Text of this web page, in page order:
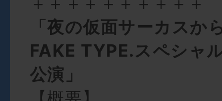
「夜の仮面サーカス
FAKE TYPE.スペシャ
公演」